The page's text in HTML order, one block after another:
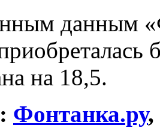
данным
на 18,5.
Фонтанка.ру,